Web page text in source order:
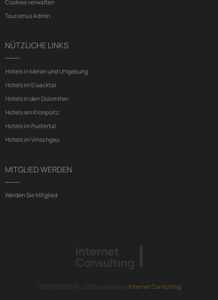
Cookies verwalten
Tourismus Admin
NÜTZLICHE LINKS
Hotels in Meran und Umgebung
Hotels im Eisacktal
Hotels in den Dolomiten
Hotels am Kronplatz
Hotels im Pustertal
Hotels im Vinschgau
MITGLIED WERDEN
Werden Sie Mitglied
IT00760750216 - 2026 powered by Internet Consulting